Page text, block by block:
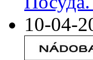
10-04-